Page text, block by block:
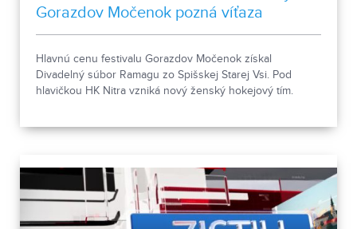
Gorazdov Močenok pozná víťaza
Hlavnú cenu festivalu Gorazdov Močenok získal
Divadelný súbor Ramagu zo Spišskej Starej Vsi. Pod
hlavičkou HK Nitra vzniká nový ženský hokejový tím.